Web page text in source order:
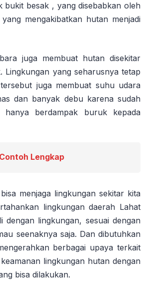
bukit besak , yang disebabkan oleh
mengakibatkan hutan menjadi
juga membuat hutan disekitar
yang seharusnya tetap
juga membuat suhu udara
dan banyak debu karena sudah
berdampak buruk kepada
Lengkap
menjaga lingkungan sekitar kita
lingkungan daerah Lahat
lingkungan, sesuai dengan
seenaknya saja. Dan dibutuhkan
berbagai upaya terkait
lingkungan hutan dengan
bisa dilakukan.